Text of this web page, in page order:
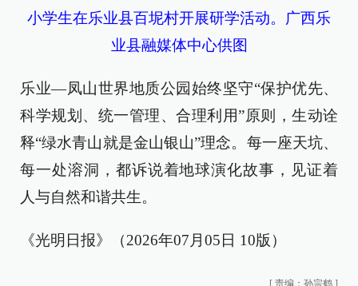
小学生在乐业县百坭村开展研学活动。广西乐
业县融媒体中心供图
乐业—凤山世界地质公园始终坚守“保护优先、
科学规划、统一管理、合理利用”原则，生动诠
释“绿水青山就是金山银山”理念。每一座天坑、
每一处溶洞，都诉说着地球演化故事，见证着
人与自然和谐共生。
《光明日报》（2026年07月05日 10版）
[ 责编：孙宗鹤 ]